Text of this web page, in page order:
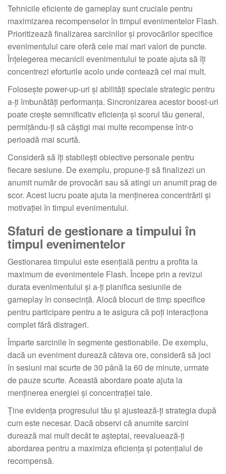
Tehnicile eficiente de gameplay sunt cruciale pentru
maximizarea recompenselor în timpul evenimentelor Flash.
Prioritizează finalizarea sarcinilor și provocărilor specifice
evenimentului care oferă cele mai mari valori de puncte.
Înțelegerea mecanicii evenimentului te poate ajuta să îți
concentrezi eforturile acolo unde contează cel mai mult.
Folosește power-up-uri și abilități speciale strategic pentru
a-ți îmbunătăți performanța. Sincronizarea acestor boost-uri
poate crește semnificativ eficiența și scorul tău general,
permițându-ți să câștigi mai multe recompense într-o
perioadă mai scurtă.
Consideră să îți stabilești obiective personale pentru
fiecare sesiune. De exemplu, propune-ți să finalizezi un
anumit număr de provocări sau să atingi un anumit prag de
scor. Acest lucru poate ajuta la menținerea concentrării și
motivației în timpul evenimentului.
Sfaturi de gestionare a timpului în
timpul evenimentelor
Gestionarea timpului este esențială pentru a profita la
maximum de evenimentele Flash. Începe prin a revizui
durata evenimentului și a-ți planifica sesiunile de
gameplay în consecință. Alocă blocuri de timp specifice
pentru participare pentru a te asigura că poți interacționa
complet fără distrageri.
Împarte sarcinile în segmente gestionabile. De exemplu,
dacă un eveniment durează câteva ore, consideră să joci
în sesiuni mai scurte de 30 până la 60 de minute, urmate
de pauze scurte. Această abordare poate ajuta la
menținerea energiei și concentrației tale.
Ține evidența progresului tău și ajustează-ți strategia după
cum este necesar. Dacă observi că anumite sarcini
durează mai mult decât te așteptai, reevaluează-ți
abordarea pentru a maximiza eficiența și potențialul de
recompensă.